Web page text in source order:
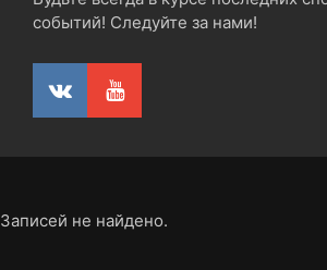
событий! Следуйте за нами!
Записей не найдено.